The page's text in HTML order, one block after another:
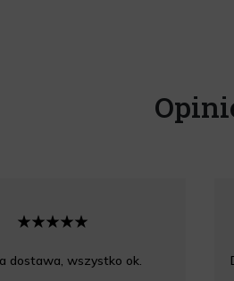
dostawa, wszystko ok.